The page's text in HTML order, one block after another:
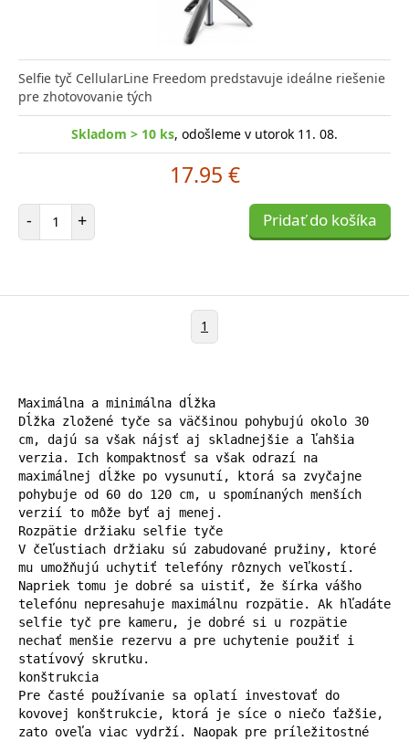
Selfie tyč CellularLine Freedom predstavuje ideálne riešenie
pre zhotovovanie tých
Skladom > 10 ks, odošleme v utorok 11. 08.
17.95 €
- Počet položiek
+ Pridať do košíka
1
Maximálna a minimálna dĺžka
Dĺžka zložené tyče sa väčšinou pohybujú okolo 30
cm, dajú sa však nájsť aj skladnejšie a ľahšia
verzia. Ich kompaktnosť sa však odrazí na
maximálnej dĺžke po vysunutí, ktorá sa zvyčajne
pohybuje od 60 do 120 cm, u spomínaných menších
verzií to môže byť aj menej.
Rozpätie držiaku selfie tyče
V čeľustiach držiaku sú zabudované pružiny, ktoré
mu umožňujú uchytiť telefóny rôznych veľkostí.
Napriek tomu je dobré sa uistiť, že šírka vášho
telefónu nepresahuje maximálnu rozpätie. Ak hľadáte
selfie tyč pre kameru, je dobré si u rozpätie
nechať menšie rezervu a pre uchytenie použiť i
statívový skrutku.
konštrukcia
Pre časté používanie sa oplatí investovať do
kovovej konštrukcie, ktorá je síce o niečo ťažšie,
zato oveľa viac vydrží. Naopak pre príležitostné